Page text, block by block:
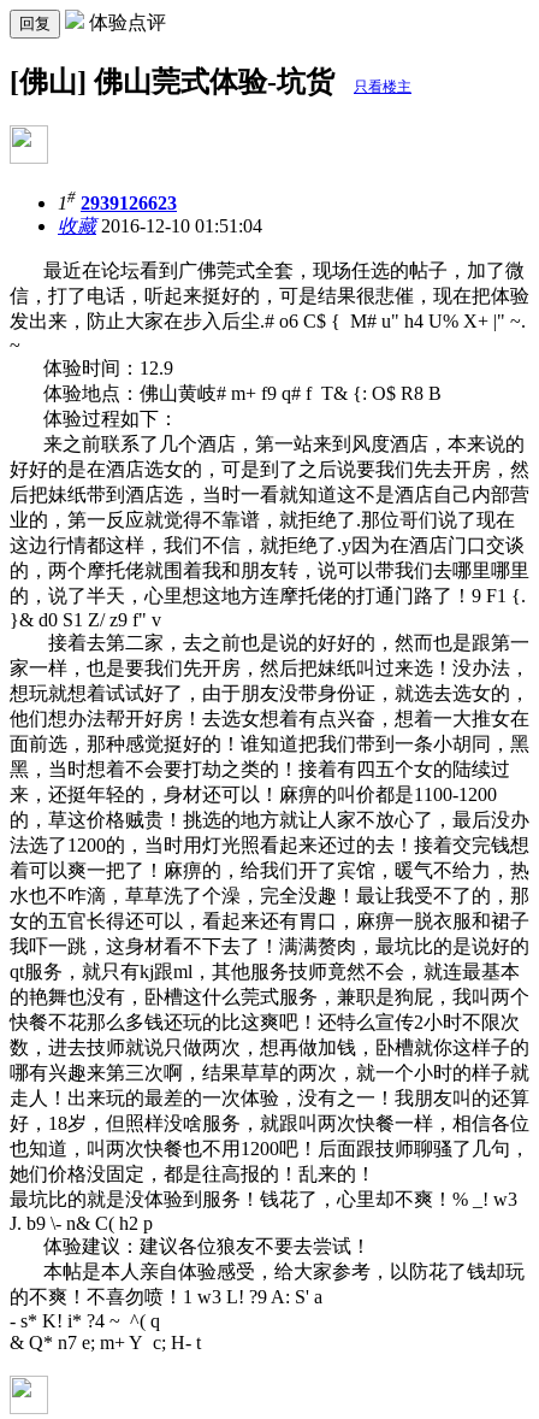
回复 体验点评
[佛山] 佛山莞式体验-坑货 只看楼主
1# 2939126623
收藏2016-12-10 01:51:04
最近在论坛看到广佛莞式全套，现场任选的帖子，加了微
信，打了电话，听起来挺好的，可是结果很悲催，现在把体验
发出来，防止大家在步入后尘.# o6 C$ { M# u" h4 U% X+ |" ~.
~
体验时间：12.9
体验地点：佛山黄岐# m+ f9 q# f T& {: O$ R8 B
体验过程如下：
来之前联系了几个酒店，第一站来到风度酒店，本来说的
好好的是在酒店选女的，可是到了之后说要我们先去开房，然
后把妹纸带到酒店选，当时一看就知道这不是酒店自己内部营
业的，第一反应就觉得不靠谱，就拒绝了.那位哥们说了现在
这边行情都这样，我们不信，就拒绝了.y因为在酒店门口交谈
的，两个摩托佬就围着我和朋友转，说可以带我们去哪里哪里
的，说了半天，心里想这地方连摩托佬的打通门路了！ 9 F1 {.
}& d0 S1 Z/ z9 f" v
接着去第二家，去之前也是说的好好的，然而也是跟第一
家一样，也是要我们先开房，然后把妹纸叫过来选！没办法，
想玩就想着试试好了，由于朋友没带身份证，就选去选女的，
他们想办法帮开好房！去选女想着有点兴奋，想着一大推女在
面前选，那种感觉挺好的！谁知道把我们带到一条小胡同，黑
黑，当时想着不会要打劫之类的！接着有四五个女的陆续过
来，还挺年轻的，身材还可以！麻痹的叫价都是1100-1200
的，草这价格贼贵！挑选的地方就让人家不放心了，最后没办
法选了1200的，当时用灯光照看起来还过的去！接着交完钱想
着可以爽一把了！麻痹的，给我们开了宾馆，暖气不给力，热
水也不咋滴，草草洗了个澡，完全没趣！最让我受不了的，那
女的五官长得还可以，看起来还有胃口，麻痹一脱衣服和裙子
我吓一跳，这身材看不下去了！满满赘肉，最坑比的是说好的
qt服务，就只有kj跟ml，其他服务技师竟然不会，就连最基本
的艳舞也没有，卧槽这什么莞式服务，兼职是狗屁，我叫两个
快餐不花那么多钱还玩的比这爽吧！还特么宣传2小时不限次
数，进去技师就说只做两次，想再做加钱，卧槽就你这样子的
哪有兴趣来第三次啊，结果草草的两次，就一个小时的样子就
走人！出来玩的最差的一次体验，没有之一！我朋友叫的还算
好，18岁，但照样没啥服务，就跟叫两次快餐一样，相信各位
也知道，叫两次快餐也不用1200吧！后面跟技师聊骚了几句，
她们价格没固定，都是往高报的！乱来的！
最坑比的就是没体验到服务！钱花了，心里却不爽！ % _! w3
J. b9 \- n& C( h2 p
体验建议：建议各位狼友不要去尝试！
本帖是本人亲自体验感受，给大家参考，以防花了钱却玩
的不爽！不喜勿喷！ 1 w3 L! ?9 A: S' a
- s* K! i* ?4 ~ ^( q
& Q* n7 e; m+ Y c; H- t